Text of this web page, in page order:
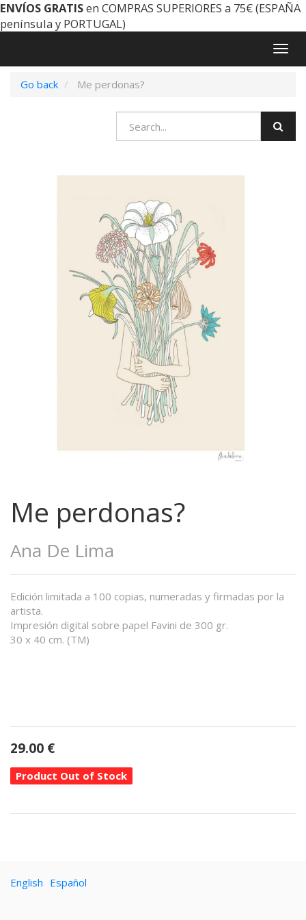
ENVÍOS GRATISen COMPRAS SUPERIORES a 75€ (ESPAÑA
península y PORTUGAL)
Go back
Me perdonas?
Me perdonas?
Ana De Lima
Edición limitada a 100 copias, numeradas y firmadas por la
artista.
Impresión digital sobre papel Favini de 300 gr.
30 x 40 cm. (TM)
29.00 €
Product Out of Stock
English Español